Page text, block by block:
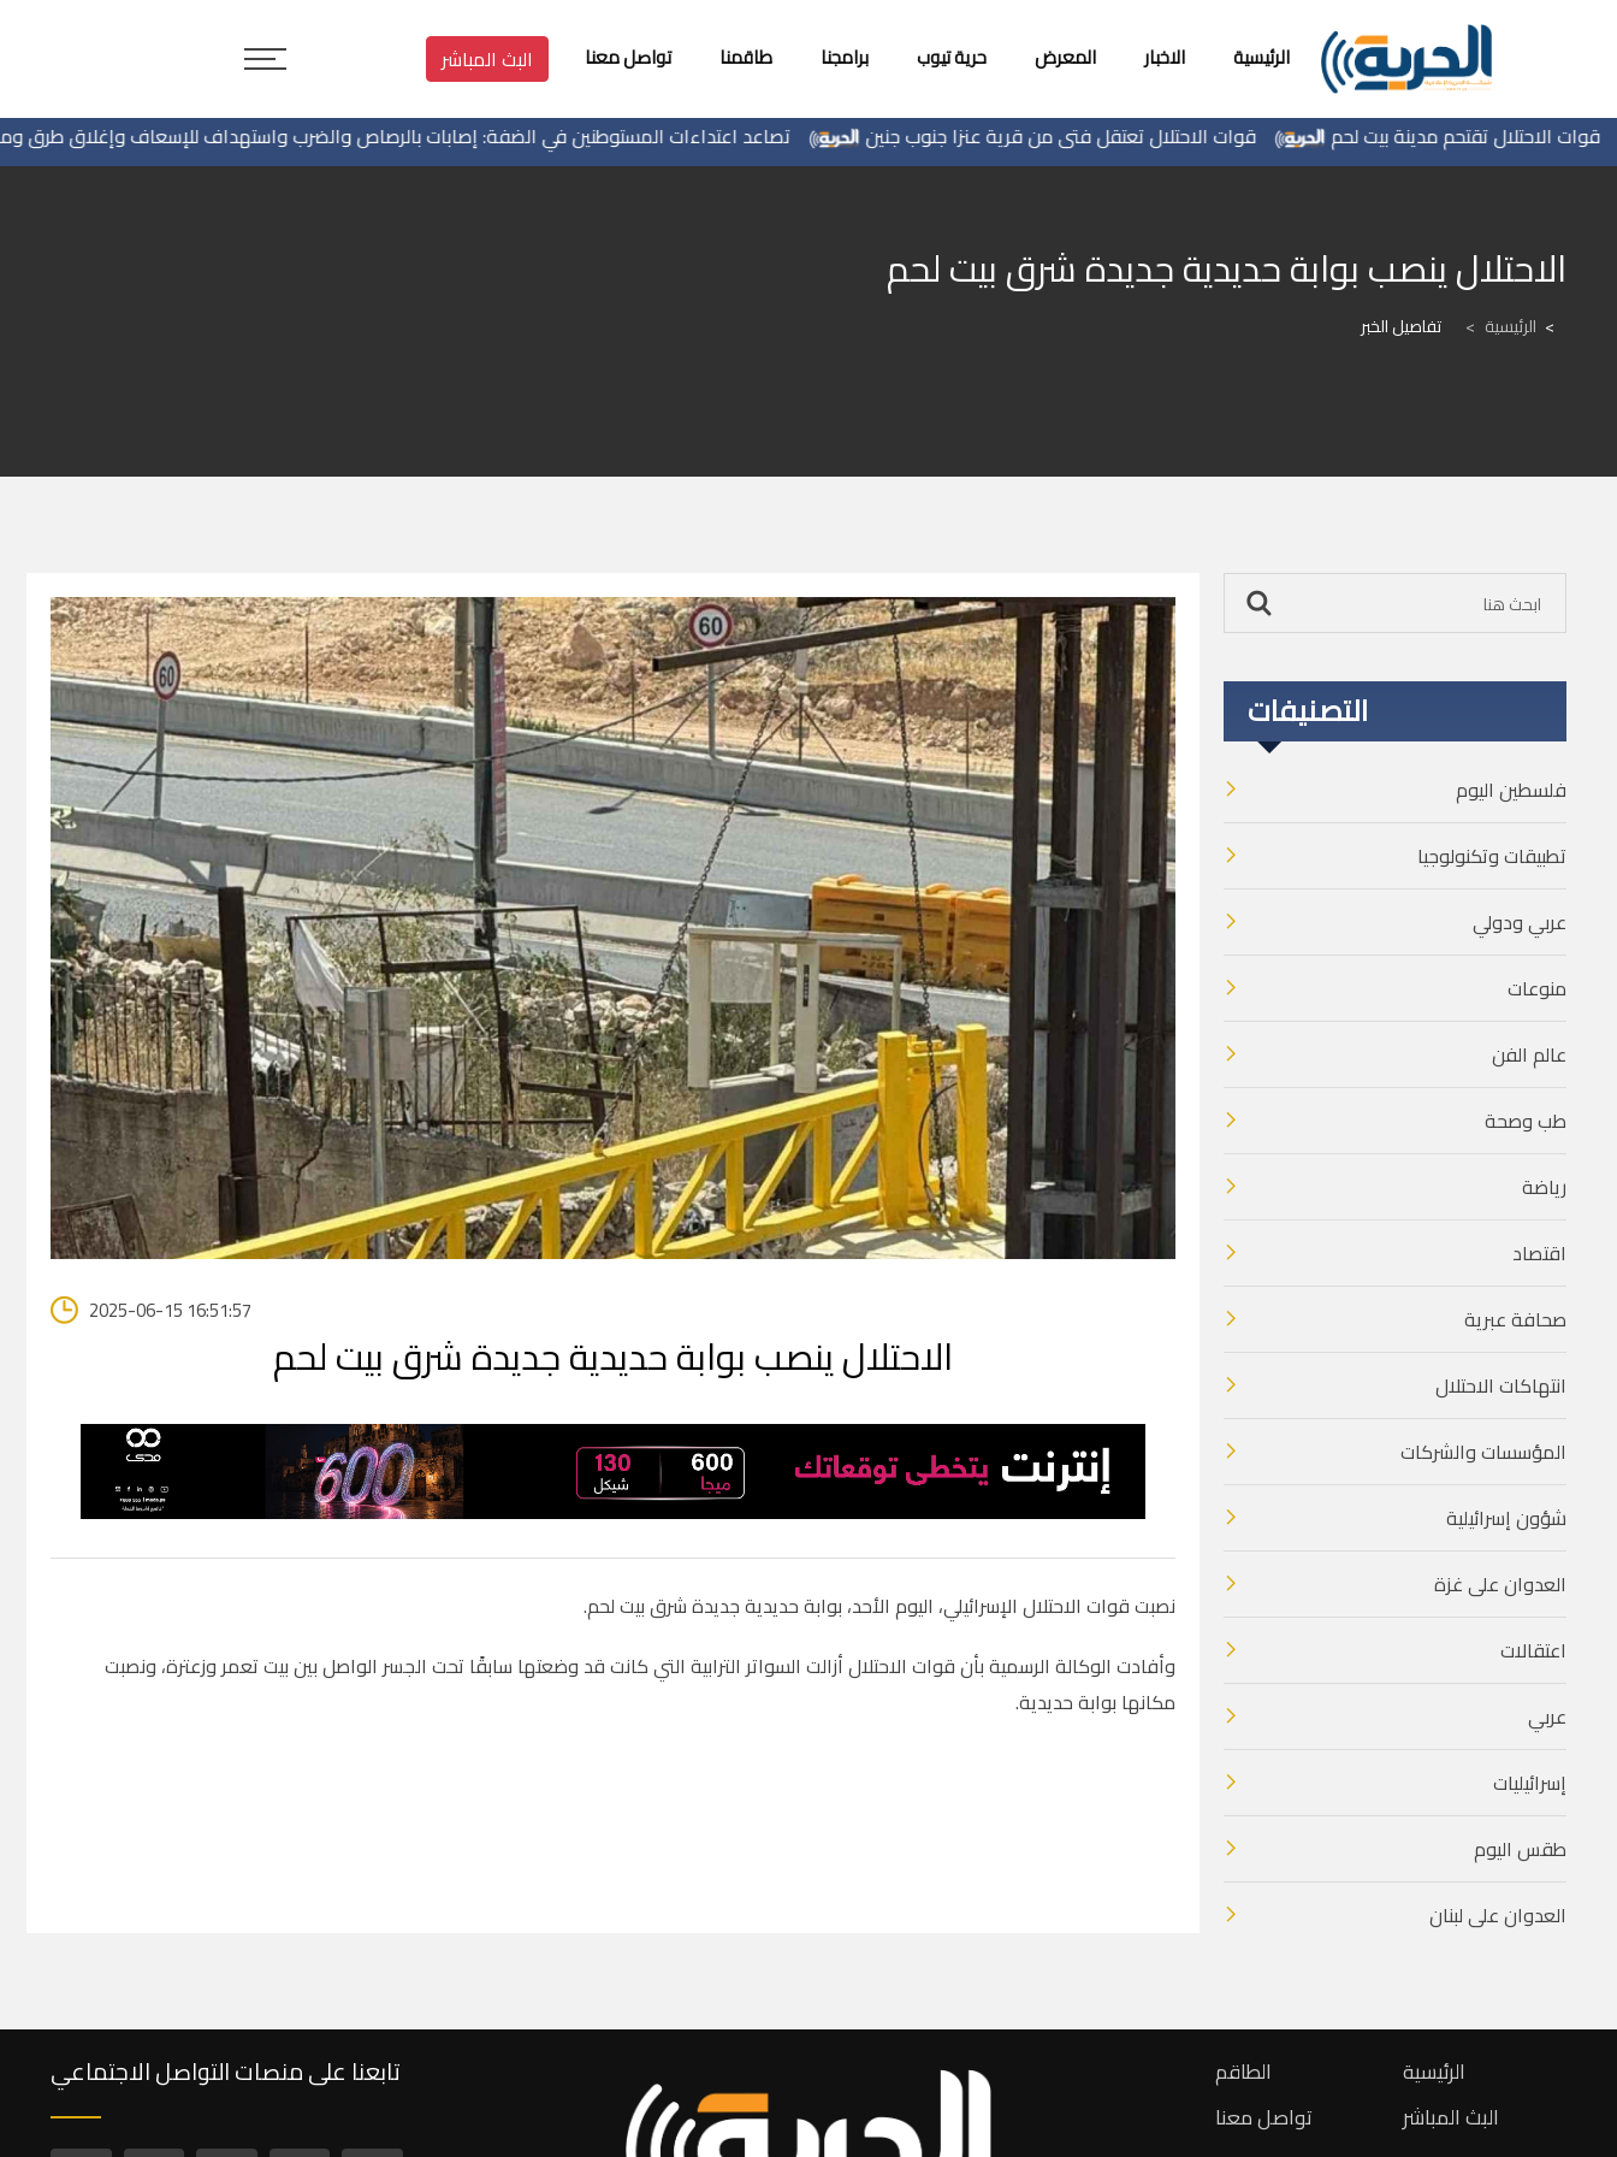
الرئيسية الاخبار المعرض حرية تيوب برامجنا طاقمنا تواصل معنا البث المباشر
تصاعد اعتداءات المستوطنين في الضفة: إصابات بالرصاص والضرب واستهداف للإسعاف وإغلاق طرق قوات الاحتلال تعتقل فتى من قرية عنزا جنوب جنين تقتحم مدينة بيت لحم
الاحتلال ينصب بوابة حديدية جديدة شرق بيت لحم
الرئيسية > تفاصيل الخبر
2025-06-15 16:51:57
الاحتلال ينصب بوابة حديدية جديدة شرق بيت لحم
نصبت قوات الاحتلال الإسرائيلي، اليوم الأحد، بوابة حديدية جديدة شرق بيت لحم.
وأفادت الوكالة الرسمية بأن قوات الاحتلال أزالت السواتر الترابية التي كانت قد وضعتها سابقًا تحت الجسر الواصل بين بيت تعمر وزعترة، ونصبت
مكانها بوابة حديدية.
التصنيفات
فلسطين اليوم
تطبيقات وتكنولوجيا
عربي ودولي
منوعات
عالم الفن
طب وصحة
رياضة
اقتصاد
صحافة عبرية
انتهاكات الاحتلال
المؤسسات والشركات
شؤون إسرائيلية
العدوان على غزة
اعتقالات
عربي
إسرائيليات
طقس اليوم
العدوان على لبنان
تابعنا على منصات التواصل الاجتماعي
الطاقم
تواصل معنا
الرئيسية
البث المباشر